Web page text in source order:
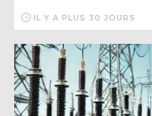
IL Y A PLUS 30 JOURS